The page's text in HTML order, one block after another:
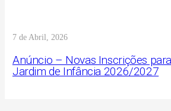
7 de Abril, 2026
Anúncio – Novas Inscrições
Jardim de Infância 2026/2027